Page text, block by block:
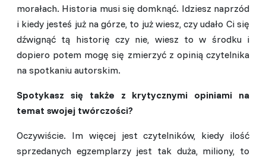
morałach. Historia musi się domknąć. Idziesz naprzód
i kiedy jesteś już na górze, to już wiesz, czy udało Ci się
dźwignąć tą historię czy nie, wiesz to w środku i
dopiero potem mogę się zmierzyć z opinią czytelnika
na spotkaniu autorskim.
Spotykasz się także z krytycznymi opiniami na
temat swojej twórczości?
Oczywiście. Im więcej jest czytelników, kiedy ilość
sprzedanych egzemplarzy jest tak duża, miliony, to